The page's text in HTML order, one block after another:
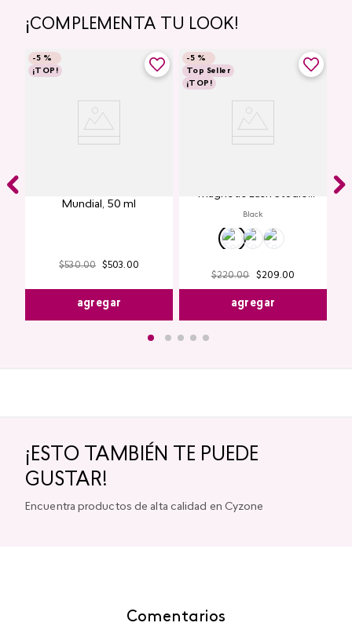
¡COMPLEMENTA TU LOOK!
-5 %
¡TOP!
Mundial​, 50 ml
$530.00 $503.00
agregar
-5 %
Top Seller
¡TOP!
Magnetic Lash Studio
Look
Black
$220.00 $209.00
agregar
¡ESTO TAMBIÉN TE PUEDE
GUSTAR!
Encuentra productos de alta calidad en Cyzone
Comentarios